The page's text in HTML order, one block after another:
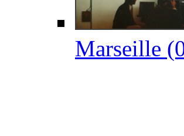
Marseille